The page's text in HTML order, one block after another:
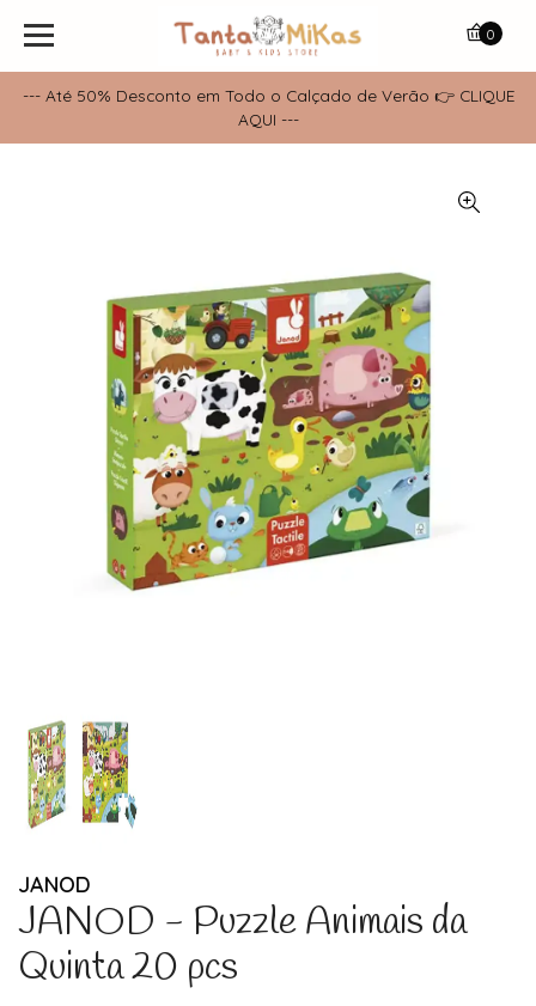
--- Até 50% Desconto em Todo o Calçado de Verão 👉 CLIQUE
AQUI ---
0
JANOD
JANOD - Puzzle Animais da
Quinta 20 pcs